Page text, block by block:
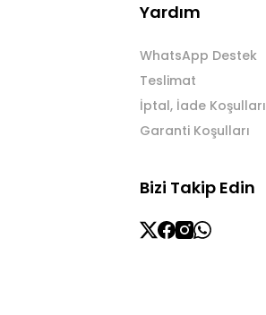
Yardım
WhatsApp Destek
Teslimat
İptal, İade Koşulları
Garanti Koşulları
Bizi Takip Edin